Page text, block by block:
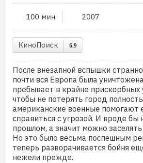
100 мин. 2007
КиноПоиск 6.9
После внезапной вспышки
почти вся Европа была
пребывает в крайне прискорбных
чтобы не потерять город
американские военные помогают
справиться с угрозой. И вроде бы
прошлом, а значит можно
Но это было весьма поспешным
теперь разворачивается бойня
нежели прежде.